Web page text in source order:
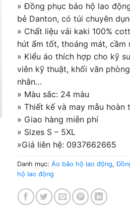
dựa
trên
đánh
giá
» Đồng phục bảo hộ lao
bẻ Danton, có túi chuyên
» Chất liệu vải kaki 100%
hút ẩm tốt, thoáng mát, cầm
» Kiểu áo thích hợp cho kỹ
viên kỹ thuật, khối văn
nhân…
» Màu sắc: 24 màu
» Thiết kế và may mẫu hoàn
» Giao hàng miễn phí
» Sizes S – 5XL
»Giá liên hệ: 0937662665
Danh mục: Áo bảo hộ lao động,
hộ lao động